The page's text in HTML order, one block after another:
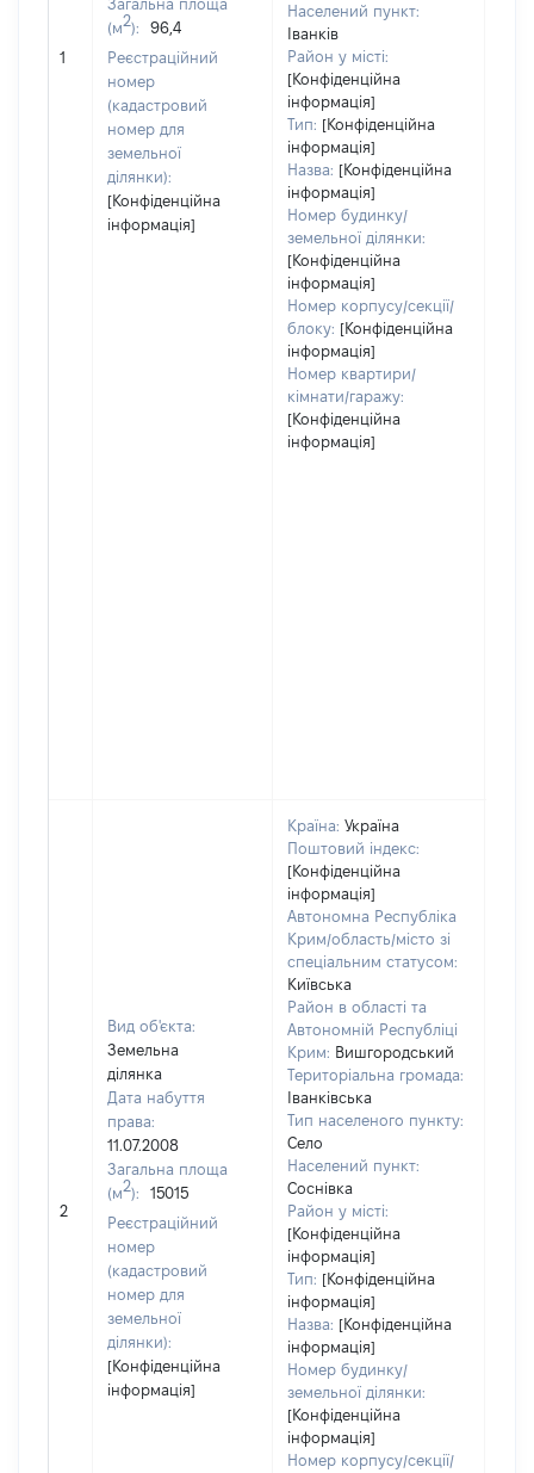
1
Загальна площа
(м2):
96,4
Реєстраційний
номер
(кадастровий
номер для
земельної
ділянки):
[Конфіденційна
інформація]
Населений пункт:
Іванків
Район у місті:
[Конфіденційна
інформація]
Тип: [Конфіденційна
інформація]
Назва: [Конфіденційна
інформація]
Номер будинку/
земельної ділянки:
[Конфіденційна
інформація]
Номер корпусу/секції/
блоку: [Конфіденційна
інформація]
Номер квартири/
кімнати/гаражу:
[Конфіденційна
інформація]
2
Вид об'єкта:
Земельна
ділянка
Дата набуття
права:
11.07.2008
Загальна площа
(м2):
15015
Реєстраційний
номер
(кадастровий
номер для
земельної
ділянки):
[Конфіденційна
інформація]
Країна: Україна
Поштовий індекс:
[Конфіденційна
інформація]
Автономна Республіка
Крим/область/місто зі
спеціальним статусом:
Київська
Район в області та
Автономній Республіці
Крим: Вишгородський
Територіальна громада:
Іванківська
Тип населеного пункту:
Село
Населений пункт:
Соснівка
Район у місті:
[Конфіденційна
інформація]
Тип: [Конфіденційна
інформація]
Назва: [Конфіденційна
інформація]
Номер будинку/
земельної ділянки:
[Конфіденційна
інформація]
Номер корпусу/секції/